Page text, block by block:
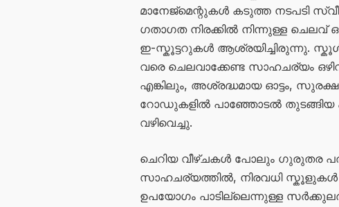
മാനേജ്മെന്റുകൾ കടുത്ത നടപടി
ഗതാഗത നിരക്കിൽ നിന്നുള്ള ചെലവ്
ഇ-സ്കൂട്ടറുകൾ ആശ്രയിച്ചിരുന്നു.
വരെ ചെലവാക്കേണ്ട സാഹചര്യം
എങ്കിലും, അശ്രദ്ധമായ ഓട്ടം,
റോഡുകളിൽ പാഞ്ഞോടൽ തുടങ്ങിയ
വഴിവെച്ചു.
ചെറിയ വീഴ്ചകൾ പോലും ഗുരുതര
സാഹചര്യത്തിൽ, നിരവധി സ്കൂളുകൾ
ഉപയോഗം പാടില്ലെന്നുള്ള